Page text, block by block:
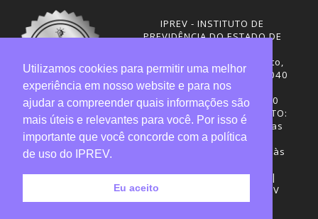
IPREV - INSTITUTO DE
PREVIDÊNCIA DO ESTADO DE
Rua Visconde de Ouro Preto,
291 – Centro - CEP: 88020-040
Florianópolis - SC
Telefones: (48) 3665-4600
HORÁRIO DE FUNCIONAMENTO:
Central de Atendimento: das
12h30 às 18h
Sede administrativa: 7h30 às
Desenvolvimento: CIASC |
Gestão do conteúdo: IPREV
Utilizamos cookies para permitir uma melhor
experiência em nosso website e para nos
ajudar a compreender quais informações são
mais úteis e relevantes para você. Por isso é
importante que você concorde com a política
de uso do IPREV.
Eu aceito